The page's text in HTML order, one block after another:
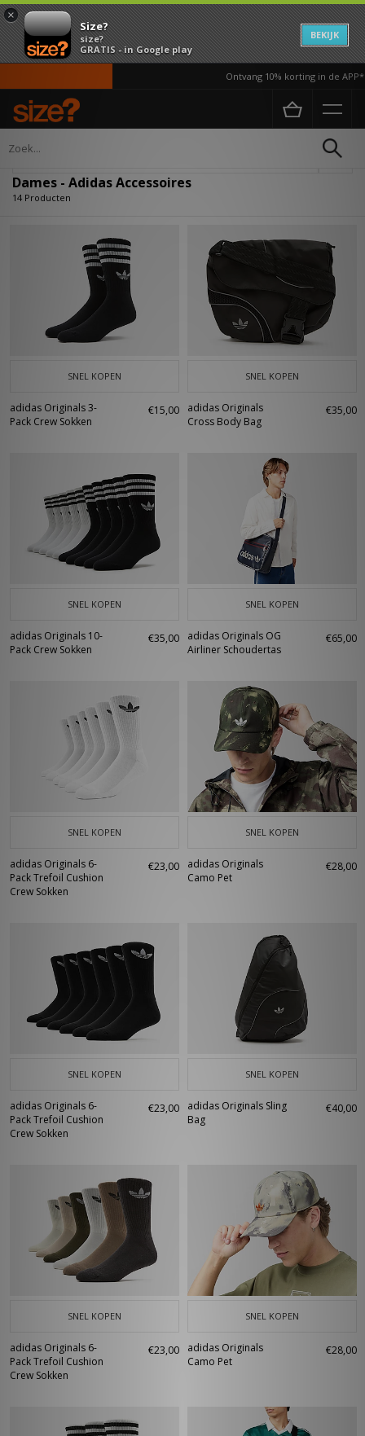
×
Size?
size?
GRATIS - in Google play
BEKIJK
Ontvang 10% korting in de APP*
Home Dames
Dames - Adidas Accessoires
14 Producten
SNEL KOPEN
adidas Originals 3-
Pack Crew Sokken
€15,00
SNEL KOPEN
adidas Originals
Cross Body Bag
€35,00
SNEL KOPEN
adidas Originals 10-
Pack Crew Sokken
€35,00
SNEL KOPEN
adidas Originals OG
Airliner Schoudertas
€65,00
SNEL KOPEN
adidas Originals 6-
Pack Trefoil Cushion
Crew Sokken
€23,00
SNEL KOPEN
adidas Originals
Camo Pet
€28,00
SNEL KOPEN
adidas Originals 6-
Pack Trefoil Cushion
Crew Sokken
€23,00
SNEL KOPEN
adidas Originals Sling
Bag
€40,00
SNEL KOPEN
adidas Originals 6-
Pack Trefoil Cushion
Crew Sokken
€23,00
SNEL KOPEN
adidas Originals
Camo Pet
€28,00